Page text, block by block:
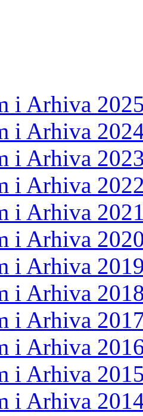
i Arhiva
i Arhiva
i Arhiva
i Arhiva
i Arhiva
i Arhiva
i Arhiva
i Arhiva
i Arhiva
i Arhiva
i Arhiva
i Arhiva